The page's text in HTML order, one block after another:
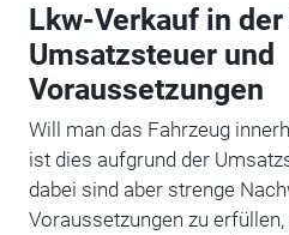
Lkw-Verkauf in der
Umsatzsteuer und
Voraussetzungen
Will man das Fahrzeug
ist dies aufgrund der
dabei sind aber strenge
Voraussetzungen zu